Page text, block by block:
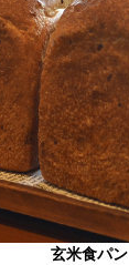
玄米食パン